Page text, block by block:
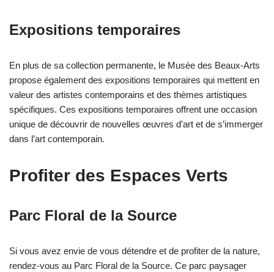
Expositions temporaires
En plus de sa collection permanente, le Musée des Beaux-Arts
propose également des expositions temporaires qui mettent en
valeur des artistes contemporains et des thèmes artistiques
spécifiques. Ces expositions temporaires offrent une occasion
unique de découvrir de nouvelles œuvres d’art et de s’immerger
dans l’art contemporain.
Profiter des Espaces Verts
Parc Floral de la Source
Si vous avez envie de vous détendre et de profiter de la nature,
rendez-vous au Parc Floral de la Source. Ce parc paysager